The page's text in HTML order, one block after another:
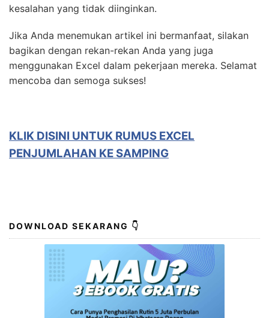
kesalahan yang tidak diinginkan.
Jika Anda menemukan artikel ini bermanfaat, silakan
bagikan dengan rekan-rekan Anda yang juga
menggunakan Excel dalam pekerjaan mereka. Selamat
mencoba dan semoga sukses!
KLIK DISINI UNTUK RUMUS EXCEL
PENJUMLAHAN KE SAMPING
DOWNLOAD SEKARANG 👇